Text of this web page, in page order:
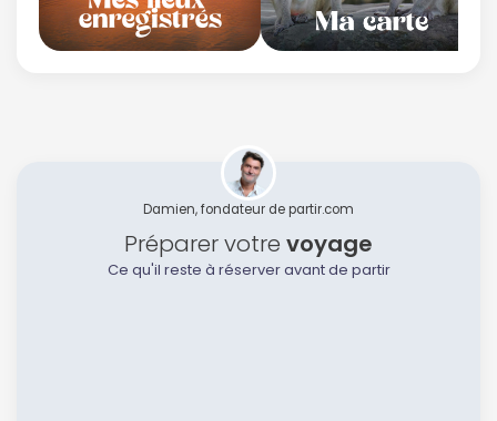
Damien, fondateur de partir.com
Préparer votre voyage
Ce qu'il reste à réserver avant de partir